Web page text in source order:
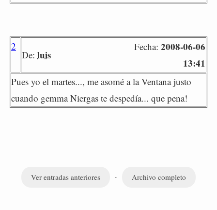
2
De: luis
Fecha: 2008-06-06
13:41
Pues yo el martes..., me asomé a la Ventana justo
cuando gemma Niergas te despedía... que pena!
Ver entradas anteriores · Archivo completo